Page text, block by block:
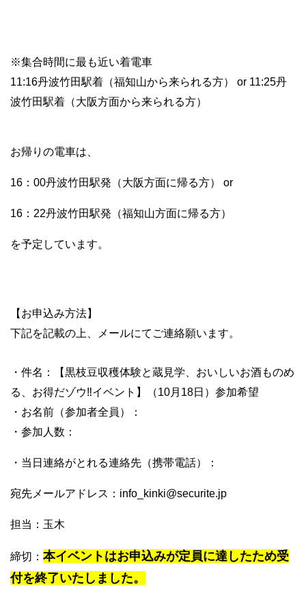
※集合時間に最も近い着電車
11:16丹波竹田駅着（福知山から来られる方） or 11:25丹
波竹田駅着（大阪方面から来られる方）
お帰りの電車は、
16：00丹波竹田駅発（大阪方面に帰る方） or
16：22丹波竹田駅発（福知山方面に帰る方）
を予定しています。
【お申込み方法】
下記を記載の上、メールにてご連絡願います。
・件名：【黒枝豆収穫体験と蔵見学、おいしいお酒ものめ
る、お得だゾウ‼イベント】（10月18日）参加希望
・お名前（参加者全員）：
・参加人数：
・当日連絡がとれる連絡先（携帯電話）：
宛先メールアドレス：info_kinki@securite.jp
担当：玉木
締切： 本イベントはお申込みが定員に達したため受
付を終了いたしました。